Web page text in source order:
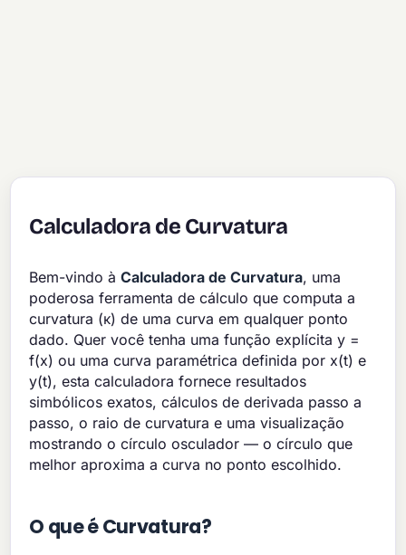
Calculadora de Curvatura
Bem-vindo àCalculadora de Curvatura, uma
poderosa ferramenta de cálculo que computa a
curvatura (κ) de uma curva em qualquer ponto
dado. Quer você tenha uma função explícita y =
f(x) ou uma curva paramétrica definida por x(t) e
y(t), esta calculadora fornece resultados
simbólicos exatos, cálculos de derivada passo a
passo, o raio de curvatura e uma visualização
mostrando o círculo osculador — o círculo que
melhor aproxima a curva no ponto escolhido.
O que é Curvatura?